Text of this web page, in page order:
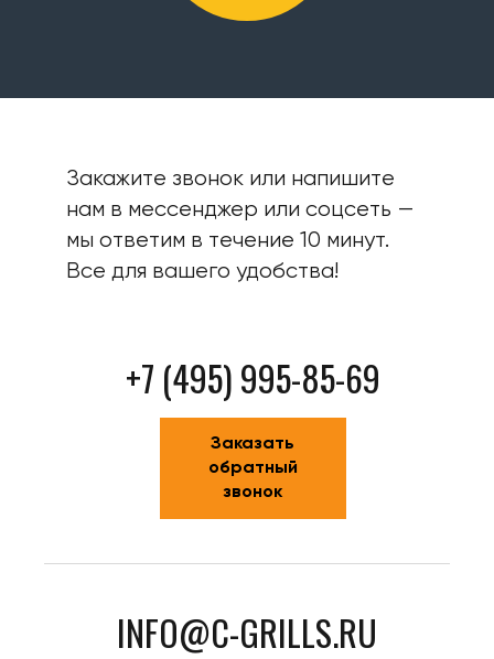
Закажите звонок или напишите
нам в мессенджер или соцсеть —
мы ответим в течение 10 минут.
Все для вашего удобства!
+7 (495) 995-85-69
Заказать
обратный
звонок
INFO@C-GRILLS.RU